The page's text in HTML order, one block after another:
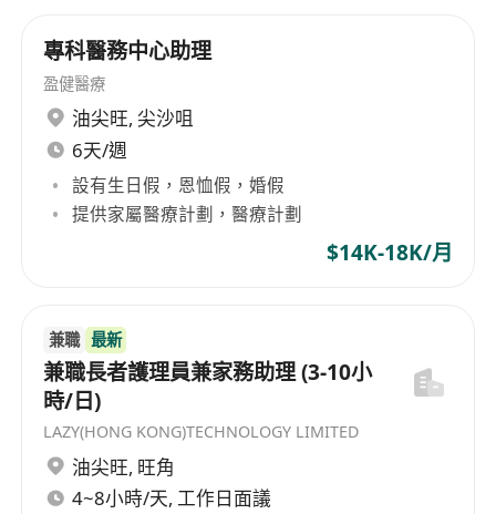
專科醫務中心助理
盈健醫療
油尖旺, 尖沙咀
6天/週
設有生日假，恩恤假，婚假
提供家屬醫療計劃，醫療計劃
$14K-18K/月
兼職 最新
兼職長者護理員兼家務助理 (3-10小
時/日)
LAZY(HONG KONG)TECHNOLOGY LIMITED
油尖旺, 旺角
4~8小時/天, 工作日面議